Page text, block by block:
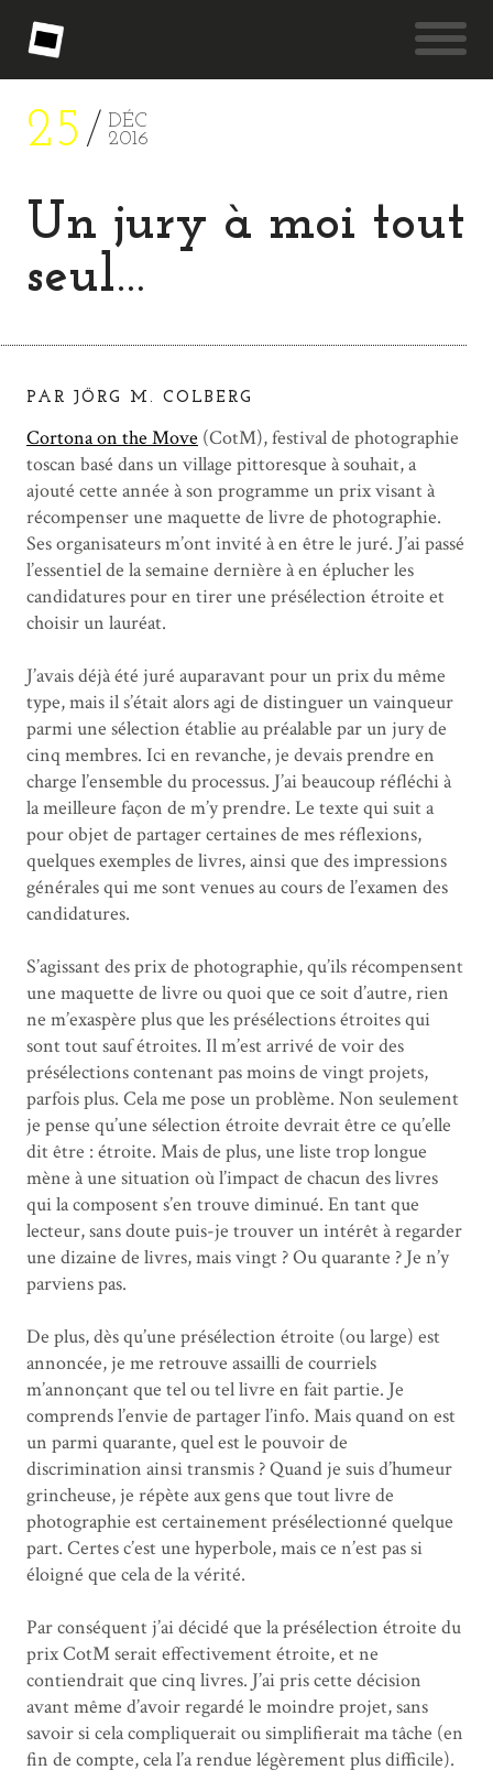
25
DÉC
2016
Un jury à moi tout
seul…
PAR JÖRG M. COLBERG
Cortona on the Move (CotM), festival de photographie
toscan basé dans un village pittoresque à souhait, a
ajouté cette année à son programme un prix visant à
récompenser une maquette de livre de photographie.
Ses organisateurs m’ont invité à en être le juré. J’ai passé
l’essentiel de la semaine dernière à en éplucher les
candidatures pour en tirer une présélection étroite et
choisir un lauréat.
J’avais déjà été juré auparavant pour un prix du même
type, mais il s’était alors agi de distinguer un vainqueur
parmi une sélection établie au préalable par un jury de
cinq membres. Ici en revanche, je devais prendre en
charge l’ensemble du processus. J’ai beaucoup réfléchi à
la meilleure façon de m’y prendre. Le texte qui suit a
pour objet de partager certaines de mes réflexions,
quelques exemples de livres, ainsi que des impressions
générales qui me sont venues au cours de l’examen des
candidatures.
S’agissant des prix de photographie, qu’ils récompensent
une maquette de livre ou quoi que ce soit d’autre, rien
ne m’exaspère plus que les présélections étroites qui
sont tout sauf étroites. Il m’est arrivé de voir des
présélections contenant pas moins de vingt projets,
parfois plus. Cela me pose un problème. Non seulement
je pense qu’une sélection étroite devrait être ce qu’elle
dit être : étroite. Mais de plus, une liste trop longue
mène à une situation où l’impact de chacun des livres
qui la composent s’en trouve diminué. En tant que
lecteur, sans doute puis-je trouver un intérêt à regarder
une dizaine de livres, mais vingt ? Ou quarante ? Je n’y
parviens pas.
De plus, dès qu’une présélection étroite (ou large) est
annoncée, je me retrouve assailli de courriels
m’annonçant que tel ou tel livre en fait partie. Je
comprends l’envie de partager l’info. Mais quand on est
un parmi quarante, quel est le pouvoir de
discrimination ainsi transmis ? Quand je suis d’humeur
grincheuse, je répète aux gens que tout livre de
photographie est certainement présélectionné quelque
part. Certes c’est une hyperbole, mais ce n’est pas si
éloigné que cela de la vérité.
Par conséquent j’ai décidé que la présélection étroite du
prix CotM serait effectivement étroite, et ne
contiendrait que cinq livres. J’ai pris cette décision
avant même d’avoir regardé le moindre projet, sans
savoir si cela compliquerait ou simplifierait ma tâche (en
fin de compte, cela l’a rendue légèrement plus difficile).